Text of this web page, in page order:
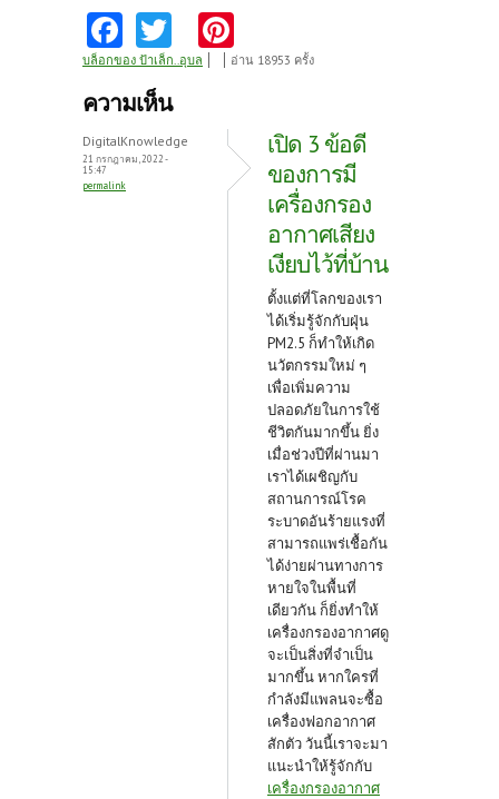
Fa
ce
b
o
o
k
w
itt
er
nt
t
บล็อกของ ป้าเล็ก..อุบล อ่าน 18953 ครั้ง
ความเห็น
DigitalKnowledge
21 กรกฎาคม, 2022 -
15:47
permalink
เปิด 3 ข้อดี
ของการมี
เครื่องกรอง
อากาศเสียง
เงียบไว้ที่บ้าน
ตั้งแต่ที่โลกของเรา
ได้เริ่มรู้จักกับฝุ่น
PM2.5 ก็ทำให้เกิด
นวัตกรรมใหม่ ๆ
เพื่อเพิ่มความ
ปลอดภัยในการใช้
ชีวิตกันมากขึ้น ยิ่ง
เมื่อช่วงปีที่ผ่านมา
เราได้เผชิญกับ
สถานการณ์โรค
ระบาดอันร้ายแรงที่
สามารถแพร่เชื้อกัน
ได้ง่ายผ่านทางการ
หายใจในพื้นที่
เดียวกัน ก็ยิ่งทำให้
เครื่องกรองอากาศดู
จะเป็นสิ่งที่จำเป็น
มากขึ้น หากใครที่
กำลังมีแพลนจะซื้อ
เครื่องฟอกอากาศ
สักตัว วันนี้เราจะมา
แนะนำให้รู้จักกับ
เครื่องกรองอากาศ